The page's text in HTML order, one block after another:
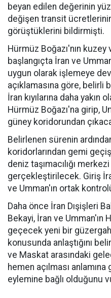
beyan edilen değerinin
değişen transit
görüştüklerini bildirmişti.
Hürmüz Boğazı'nın kuzey
başlangıçta İran ve
uygun olarak işlemeye
açıklamasına göre, belirli
İran kıyılarına daha
Hürmüz Boğazı'na girip,
güney koridorundan
Belirlenen sürenin
koridorlarından gemi
deniz taşımacılığı
gerçekleştirilecek. Giriş
ve Umman'ın ortak
Daha önce İran Dışişleri
Bekayi, İran ve Umman'ın
geçecek yeni bir
konusunda anlaştığını
ve Maskat arasındaki
hemen açılması
eylemine bağlı olduğunu